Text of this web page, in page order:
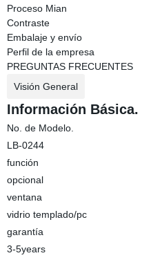
Proceso Mian
Contraste
Embalaje y envío
Perfil de la empresa
PREGUNTAS FRECUENTES
Visión General
Información Básica.
No. de Modelo.
LB-0244
función
opcional
ventana
vidrio templado/pc
garantía
3-5years